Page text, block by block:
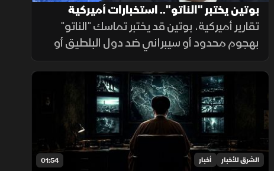
بوتين يختبر "الناتو".. استخبارات أميركية
تقارير أميركية، بوتين قد يختبر تماسك "الناتو"
بهجوم محدود أو سيبراني ضد دول البلطيق أو
بولندا للتشكيك بالمادة الـ5، في حال فشله
بتأمين مخرج يحفظ ماء الوجه بأوكرانيا خلال
السنوات القادمة.
01:54 الشرق للأخبار أخبار